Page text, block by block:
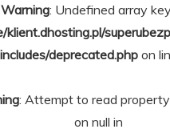
Warning: Undefined array
klient.dhosting.pl/
includes/deprecated.phpon
: Attempt to read
on null in